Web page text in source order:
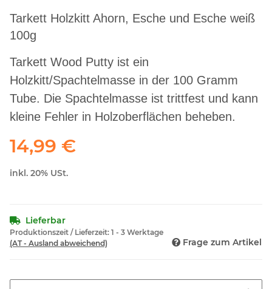
Tarkett Holzkitt Ahorn, Esche und Esche weiß
100g
Tarkett Wood Putty ist ein
Holzkitt/Spachtelmasse in der 100 Gramm
Tube. Die Spachtelmasse ist trittfest und kann
kleine Fehler in Holzoberflächen beheben.
14,99 €
inkl. 20% USt.
Lieferbar
Produktionszeit / Lieferzeit: 1 - 3 Werktage
(AT - Ausland abweichend)
Frage zum Artikel